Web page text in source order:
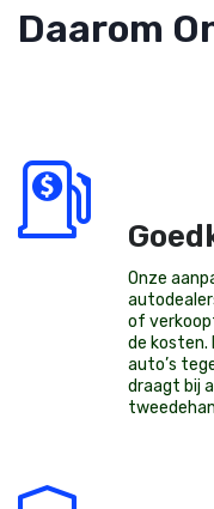
Daarom
Onze
of
de kosten.
auto’s
draagt bij